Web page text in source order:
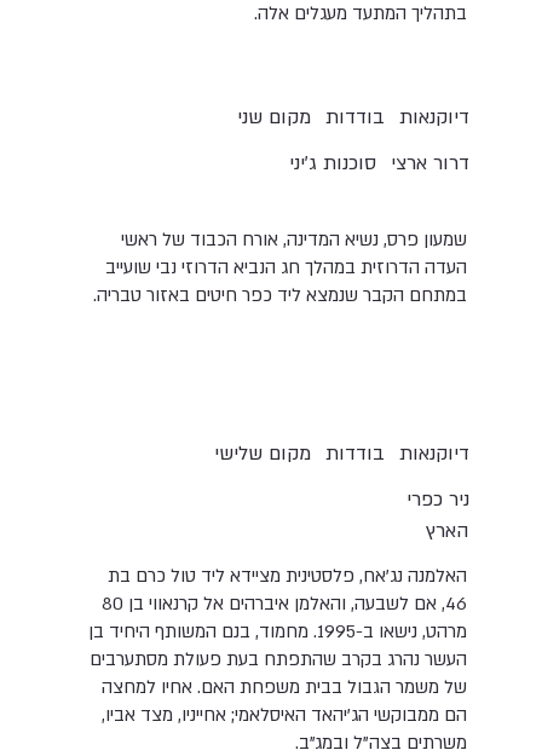
בתהליך המתעד מעגלים אלה.
מקום שני בודדות דיוקנאות
סוכנות ג'יני
דרור ארצי
שמעון פרס, נשיא המדינה, אורח הכבוד של ראשי
העדה הדרוזית במהלך חג הנביא הדרוזי נבי שועייב
במתחם הקבר שנמצא ליד כפר חיטים באזור טבריה.
מקום שלישי בודדות דיוקנאות
ניר כפרי
הארץ
האלמנה נג'אח, פלסטינית מציידא ליד טול כרם בת
46, אם לשבעה, והאלמן איברהים אל קרנאווי בן 80
מרהט, נישאו ב-1995. מחמוד, בנם המשותף היחיד בן
העשר נהרג בקרב שהתפתח בעת פעולת מסתערבים
של משמר הגבול בבית משפחת האם. אחיו למחצה
הם ממבוקשי הג'יהאד האיסלאמי; אחייניו, מצד אביו,
משרתים בצה"ל ובמג"ב.